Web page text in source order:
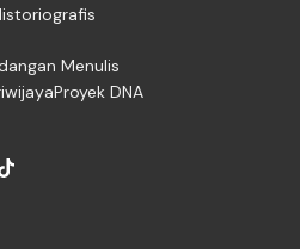
Menulis
Proyek DNA